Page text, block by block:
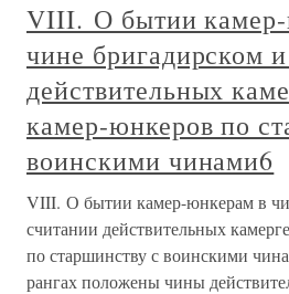
VIII. О бытии
чине бригадирском
действительных
камер-юнкеров по
воинскими чинами6
VIII. О бытии камер-юнкерам в
считании действительных
по старшинству с воинскими
рангах положены чины